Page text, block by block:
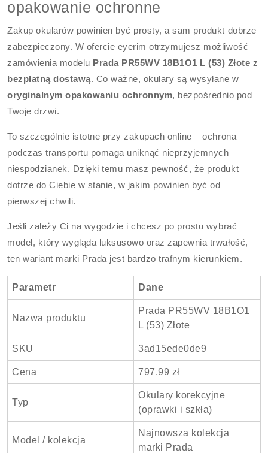
opakowanie ochronne
Zakup okularów powinien być prosty, a sam produkt dobrze
zabezpieczony. W ofercie eyerim otrzymujesz możliwość
zamówienia modelu Prada PR55WV 18B1O1 L (53) Złote z
bezpłatną dostawą. Co ważne, okulary są wysyłane w
oryginalnym opakowaniu ochronnym, bezpośrednio pod
Twoje drzwi.
To szczególnie istotne przy zakupach online – ochrona
podczas transportu pomaga uniknąć nieprzyjemnych
niespodzianek. Dzięki temu masz pewność, że produkt
dotrze do Ciebie w stanie, w jakim powinien być od
pierwszej chwili.
Jeśli zależy Ci na wygodzie i chcesz po prostu wybrać
model, który wygląda luksusowo oraz zapewnia trwałość,
ten wariant marki Prada jest bardzo trafnym kierunkiem.
Parametr Dane
Nazwa produktu
Prada PR55WV 18B1O1
L (53) Złote
SKU 3ad15ede0de9
Cena 797.99 zł
Typ
Okulary korekcyjne
(oprawki i szkła)
Model / kolekcja
Najnowsza kolekcja
marki Prada